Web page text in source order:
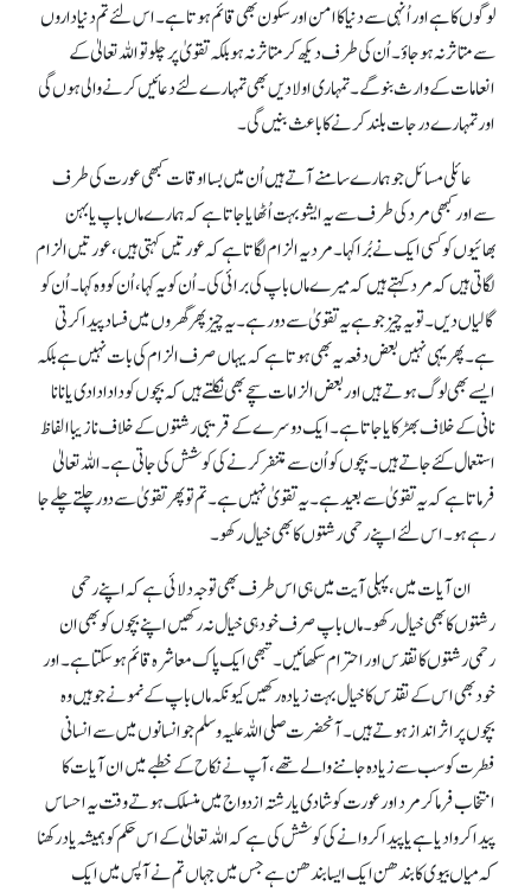
لوگوں کا ہے اور اُنہی سے دنیا کا امن اور سکون بھی قائم ہوتا ہے۔ اس لئے تم دنیا داروں
سے متاثر نہ ہو جاؤ۔ اُن کی طرف دیکھ کر متاثر نہ ہو بلکہ تقویٰ پر چلو تو اللہ تعالیٰ کے
انعامات کے وارث بنو گے۔ تمہاری اولادیں بھی تمہارے لئے دعائیں کرنے والی ہوں گی
اور تمہارے درجات بلند کرنے کا باعث بنیں گی۔
عائلی مسائل جو ہمارے سامنے آتے ہیں اُن میں بسا اوقات کبھی عورت کی طرف
سے اور کبھی مرد کی طرف سے یہ ایشو بہت اُٹھایا جاتا ہے کہ ہمارے ماں باپ یا بہن
بھائیوں کو کسی ایک نے بُرا کہا۔ مرد یہ الزام لگاتا ہے کہ عورتیں کہتی ہیں، عورتیں الزام
لگاتی ہیں کہ مرد کہتے ہیں کہ میرے ماں باپ کی برائی کی۔ اُن کو یہ کہا، اُن کو وہ کہا۔ اُن کو
گالیاں دیں۔ تو یہ چیز جو ہے یہ تقویٰ سے دور ہے۔ یہ چیز پھر گھروں میں فساد پیدا کرتی
ہے۔ پھر یہی نہیں بعض دفعہ یہ بھی ہوتا ہے کہ یہاں صرف الزام کی بات نہیں ہے بلکہ
ایسے بھی لوگ ہوتے ہیں اور بعض الزامات سچے بھی نکلتے ہیں کہ بچوں کو دادا دادی یا نانا
نانی کے خلاف بھڑکایا جاتا ہے۔ ایک دوسرے کے قریبی رشتوں کے خلاف نازیبا الفاظ
استعمال کئے جاتے ہیں۔ بچوں کو اُن سے متنفر کرنے کی کوشش کی جاتی ہے۔ اللہ تعالیٰ
فرماتا ہے کہ یہ تقویٰ سے بعید ہے۔ یہ تقویٰ نہیں ہے۔ تم تو پھر تقویٰ سے دور چلتے چلے جا
رہے ہو۔ اس لئے اپنے رحمی رشتوں کا بھی خیال رکھو۔
ان آیات میں، پہلی آیت میں ہی اس طرف بھی توجہ دلائی ہے کہ اپنے رحمی
رشتوں کا بھی خیال رکھو۔ ماں باپ صرف خود ہی خیال نہ رکھیں اپنے بچوں کو بھی ان
رحمی رشتوں کا تقدس اور احترام سکھائیں۔ تبھی ایک پاک معاشرہ قائم ہو سکتا ہے۔ اور
خود بھی اس کے تقدس کا خیال بہت زیادہ رکھیں کیونکہ ماں باپ کے نمونے جو ہیں وہ
بچوں پر اثر انداز ہوتے ہیں۔ آنحضرت صلی اللہ علیہ وسلم جو انسانوں میں سے انسانی
فطرت کو سب سے زیادہ جاننے والے تھے، آپ نے نکاح کے خطبے میں ان آیات کا
انتخاب فرما کر مرد اور عورت کو شادی یا رشتہ ازدواج میں منسلک ہوتے وقت یہ احساس
پیدا کروا دیا ہے یا پیدا کروانے کی کوشش کی ہے کہ اللہ تعالیٰ کے اس حکم کو ہمیشہ یاد رکھنا
کہ میاں بیوی کا بندھن ایک ایسا بندھن ہے جس میں جہاں تم نے آپس میں ایک